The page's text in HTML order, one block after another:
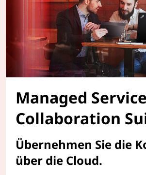
Managed
Collaboration
Übernehmen Sie die
über die Cloud.